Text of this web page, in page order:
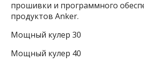
прошивки и программного
продуктов Anker.
Мощный кулер 30
Мощный кулер 40